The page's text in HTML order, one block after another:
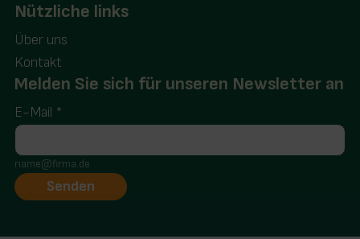
Nützliche links
Über uns
Kontakt
Melden Sie sich für unseren Newsletter an
E-Mail *
name@firma.de